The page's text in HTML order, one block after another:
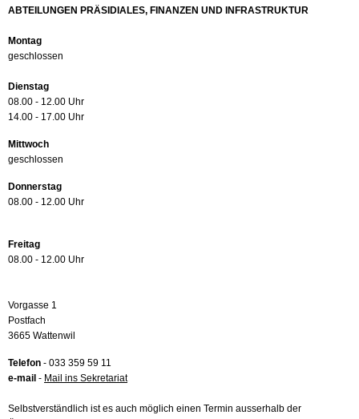
ABTEILUNGEN PRÄSIDIALES, FINANZEN UND INFRASTRUKTUR
Montag
geschlossen
Dienstag
08.00 - 12.00 Uhr
14.00 - 17.00 Uhr
Mittwoch
geschlossen
Donnerstag
08.00 - 12.00 Uhr
Freitag
08.00 - 12.00 Uhr
Vorgasse 1
Postfach
3665 Wattenwil
Telefon - 033 359 59 11
e-mail - Mail ins Sekretariat
Selbstverständlich ist es auch möglich einen Termin ausserhalb der